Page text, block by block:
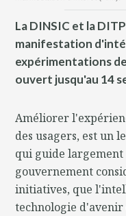
La DINSIC et la
manifestation
expérimentations
ouvert jusqu'au 14
Améliorer
des usagers, est un
qui guide largement
gouvernement
initiatives, que
technologie d'avenir